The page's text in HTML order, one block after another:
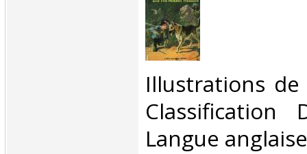
‎Illustrations
Classification
Langue